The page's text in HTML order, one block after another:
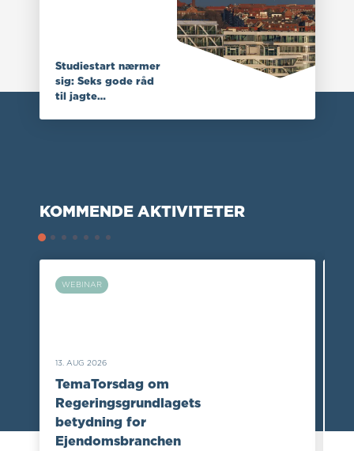
Studiestart nærmer
sig: Seks gode råd
til jagte…
Administrationshonorarer
Vedligeholdelsesplaner
KOMMENDE AKTIVITETER
WEBINAR
13. AUG 2026
TemaTorsdag om
Regeringsgrundlagets
betydning for
Ejendomsbranchen